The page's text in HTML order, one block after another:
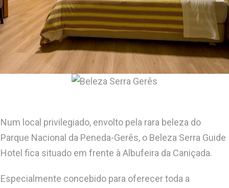
Num local privilegiado, envolto pela rara beleza do
Parque Nacional da Peneda-Gerês, o Beleza Serra Guide
Hotel fica situado em frente à Albufeira da Caniçada.
Especialmente concebido para oferecer toda a